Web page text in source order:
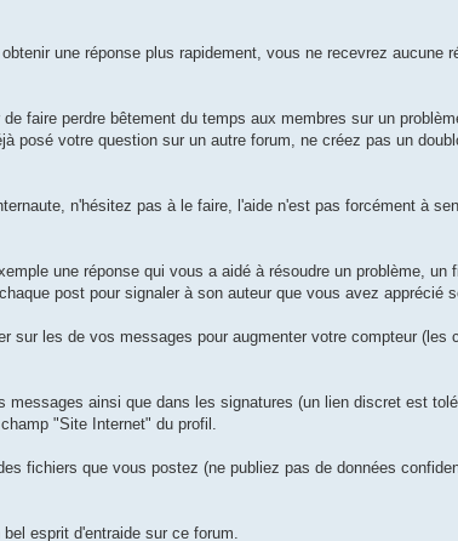
une réponse plus rapidement, vous ne recevrez aucune
faire perdre bêtement du temps aux membres sur un
posé votre question sur un autre forum, ne créez pas un
n'hésitez pas à le faire, l'aide n'est pas forcément à
une réponse qui vous a aidé à résoudre un problème, un
post pour signaler à son auteur que vous avez apprécié
sur les de vos messages pour augmenter votre compteur (les
ainsi que dans les signatures (un lien discret est
"Site Internet" du profil.
fichiers que vous postez (ne publiez pas de données
esprit d'entraide sur ce forum.